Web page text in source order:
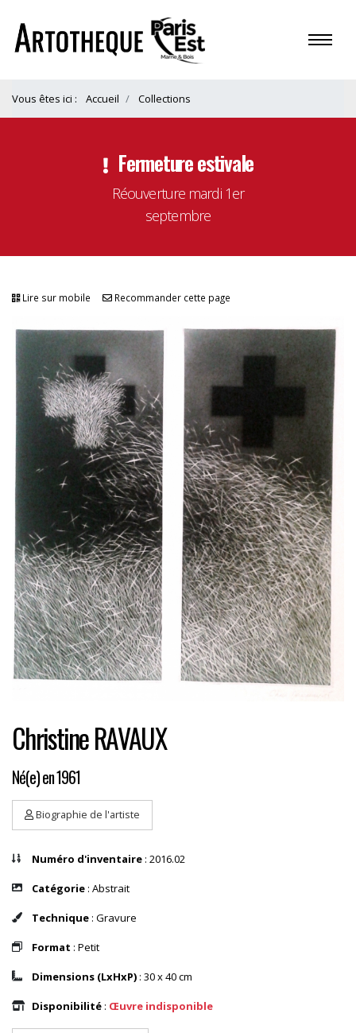
Vous êtes ici : Accueil Collections
Fermeture estivale
Réouverture mardi 1er
septembre
Lire sur mobile Recommander cette page
Christine RAVAUX
Né(e) en 1961
Biographie de l'artiste
Numéro d'inventaire : 2016.02
Catégorie : Abstrait
Technique : Gravure
Format : Petit
Dimensions (LxHxP) : 30 x 40 cm
Disponibilité : Œuvre indisponible